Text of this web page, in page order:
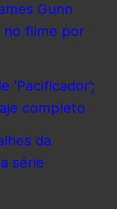
Gunn
no filme por
‘Pacificador’;
completo
da
série